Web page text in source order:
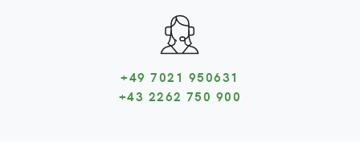
+49 7021 950631
+43 2262 750 900